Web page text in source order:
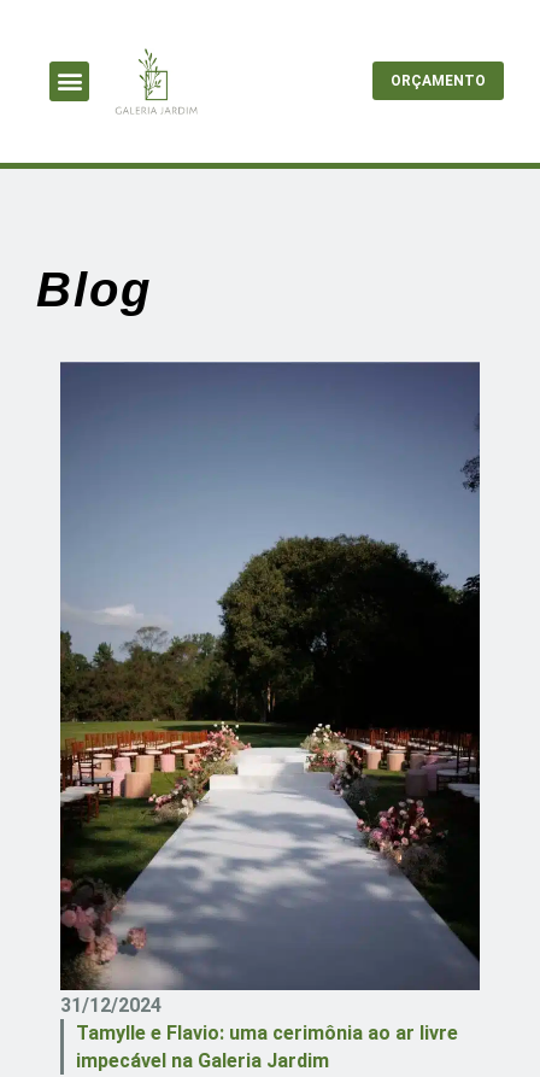
ORÇAMENTO
Blog
31/12/2024
Tamylle e Flavio: uma cerimônia ao ar livre
impecável na Galeria Jardim